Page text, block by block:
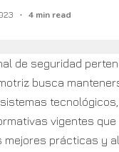
4 min read
de seguridad
busca
vigentes que
mejores prácticas y